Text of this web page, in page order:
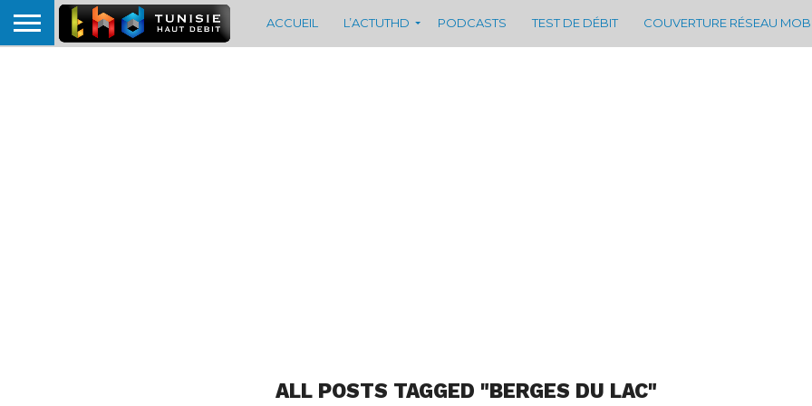
ACCUEIL L’ACTUTHD PODCASTS TEST DE DÉBIT COUVERTURE RÉSEAU
ALL POSTS TAGGED "BERGES DU LAC"